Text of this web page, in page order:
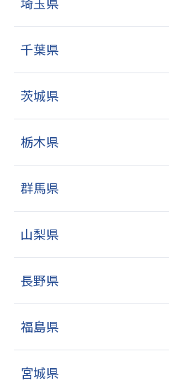
千葉県
茨城県
栃木県
群馬県
山梨県
長野県
福島県
宮城県